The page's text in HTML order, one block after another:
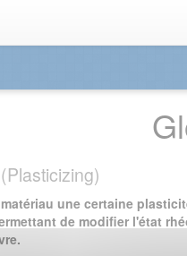
(Plasticizing)
une certaine
de modifier l'état